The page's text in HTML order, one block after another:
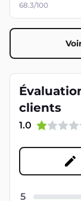
68.3/100
clients
1.0
5